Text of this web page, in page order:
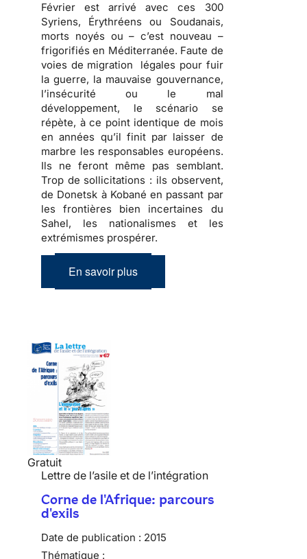
Février est arrivé avec ces 300
Syriens, Érythréens ou Soudanais,
morts noyés ou – c’est nouveau –
frigorifiés en Méditerranée. Faute de
voies de migration légales pour fuir
la guerre, la mauvaise gouvernance,
l’insécurité ou le mal
développement, le scénario se
répète, à ce point identique de mois
en années qu’il finit par laisser de
marbre les responsables européens.
Ils ne feront même pas semblant.
Trop de sollicitations : ils observent,
de Donetsk à Kobané en passant par
les frontières bien incertaines du
Sahel, les nationalismes et les
extrémismes prospérer.
En savoir plus
Gratuit
Lettre de l’asile et de l’intégration
Corne de l'Afrique: parcours
d'exils
Date de publication : 2015
Thématique :